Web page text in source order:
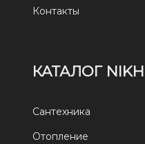
Контакты
КАТАЛОГ
Сантехника
Отопление